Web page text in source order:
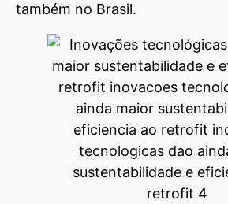
também no Brasil.